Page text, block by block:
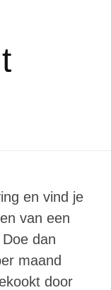
en vind je
van een
dan
maand
door